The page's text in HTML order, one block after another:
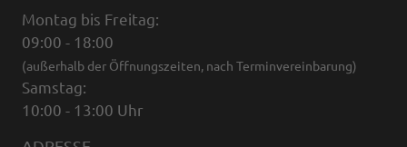
Montag bis Freitag:
09:00 - 18:00
(außerhalb der Öffnungszeiten, nach Terminvereinbarung)
Samstag:
10:00 - 13:00 Uhr